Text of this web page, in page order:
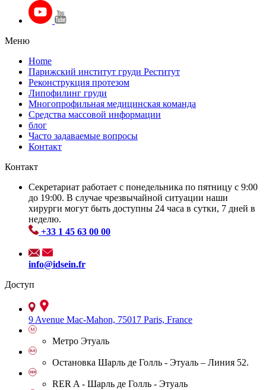
Меню
Home
Парижский институт груди Реститут
Реконструкция протезом
Липофилинг груди
Многопрофильная медицинская команда
Средства массовой информации
блог
Часто задаваемые вопросы
Контакт
Контакт
Секретариат работает с понедельника по пятницу с 9:00
до 19:00. В случае чрезвычайной ситуации наши
хирурги могут быть доступны 24 часа в сутки, 7 дней в
неделю.
+33 1 45 63 00 00
info@idsein.fr
Доступ
9 Avenue Mac-Mahon, 75017 Paris, France
Метро Этуаль
Остановка Шарль де Голль - Этуаль – Линия 52.
RER A - Шарль де Голль - Этуаль